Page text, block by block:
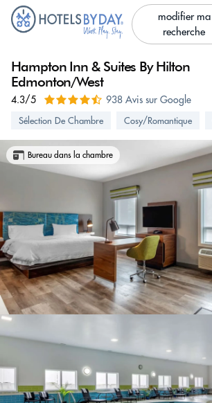
modifier ma
recherche
Hampton Inn & Suites By Hilton
Edmonton/West
4.3/5 938 Avis sur Google
Sélection De Chambre Cosy/Romantique
Bureau dans la chambre